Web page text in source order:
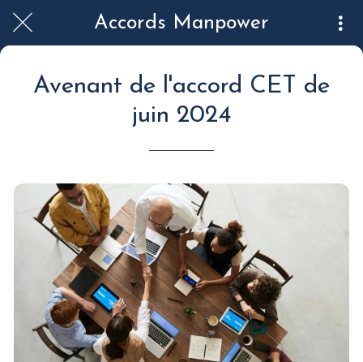
Accords Manpower
Avenant de l'accord CET de
juin 2024